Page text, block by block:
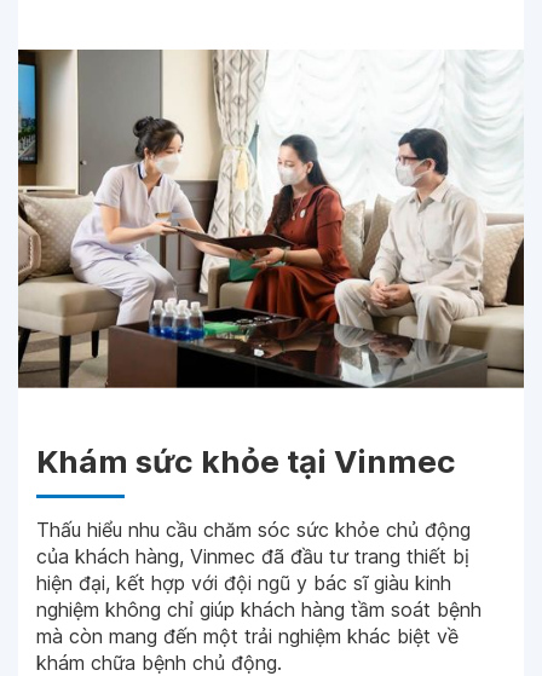
Khám sức khỏe tại Vinmec
Thấu hiểu nhu cầu chăm sóc sức khỏe chủ động
của khách hàng, Vinmec đã đầu tư trang thiết bị
hiện đại, kết hợp với đội ngũ y bác sĩ giàu kinh
nghiệm không chỉ giúp khách hàng tầm soát bệnh
mà còn mang đến một trải nghiệm khác biệt về
khám chữa bệnh chủ động.